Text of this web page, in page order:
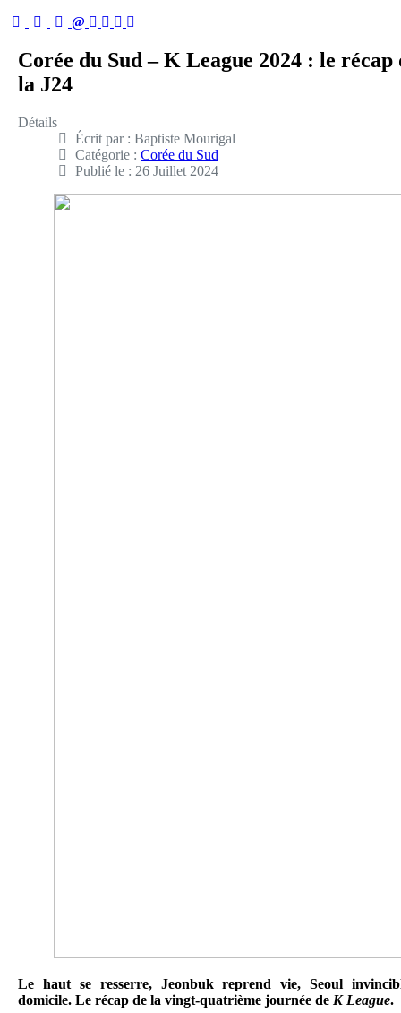
Corée du Sud – K League 2024 : le récap
la J24
Détails
Écrit par : Baptiste Mourigal
Catégorie : Corée du Sud
Publié le : 26 Juillet 2024
Le haut se resserre, Jeonbuk reprend vie, Seoul
domicile. Le récap de la vingt-quatrième journée de K League.